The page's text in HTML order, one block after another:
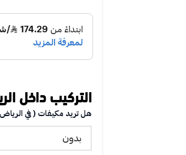
التركيب داخل
هل تريد مكيفات ( في